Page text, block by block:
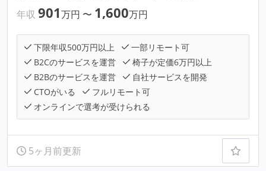
年収 901万円 〜 1,600万円
下限年収500万円以上
一部リモート可
B2Cのサービスを運営
椅子が定価6万円以上
B2Bのサービスを運営
自社サービスを開発
CTOがいる
フルリモート可
オンラインで選考が受けられる
5ヶ月前更新